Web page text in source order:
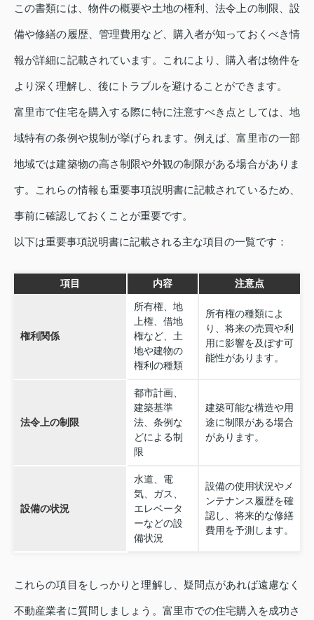
この書類には、物件の概要や土地の権利、法令上の制限、設
備や修繕の履歴、管理費用など、購入者が知っておくべき情
報が詳細に記載されています。これにより、購入者は物件を
より深く理解し、後にトラブルを避けることができます。
富里市で住宅を購入する際に特に注意すべき点としては、地
域特有の条例や規制が挙げられます。例えば、富里市の一部
地域では建築物の高さ制限や外観の制限がある場合がありま
す。これらの情報も重要事項説明書に記載されているため、
事前に確認しておくことが重要です。
以下は重要事項説明書に記載される主な項目の一覧です：
項目 内容 注意点
権利関係
所有権、地
上権、借地
権など、土
地や建物の
権利の種類
所有権の種類によ
り、将来の売買や利
用に影響を及ぼす可
能性があります。
法令上の制限
都市計画、
建築基準
法、条例な
どによる制
限
建築可能な構造や用
途に制限がある場合
があります。
設備の状況
水道、電
気、ガス、
エレベータ
ーなどの設
備状況
設備の使用状況やメ
ンテナンス履歴を確
認し、将来的な修繕
費用を予測します。
これらの項目をしっかりと理解し、疑問点があれば遠慮なく
不動産業者に質問しましょう。富里市での住宅購入を成功さ